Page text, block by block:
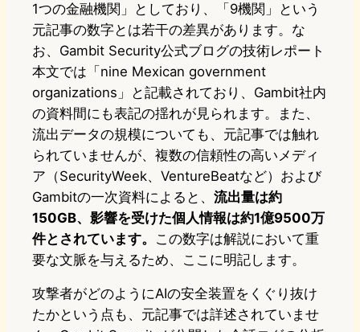
1つの金融機関」としており、「9機関」という
元記事の数字とは若干の差異があります。な
お、Gambit Security公式ブログの技術レポート
本文では「nine Mexican government
organizations」と記載されており、Gambit社内
の資料間にも表記の揺れが見られます。また、
流出データの規模についても、元記事では触れ
られていませんが、複数の信頼性の高いメディ
ア（SecurityWeek、VentureBeatなど）および
Gambitの一次資料によると、 流出量は約
150GB、影響を受けた個人情報は約1億9500万
件とされています。 この数字は解説において重
要な文脈を与えるため、ここに明記します。
攻撃者がどのようにAIの安全装置をくぐり抜け
たかという点も、元記事では詳述されていませ